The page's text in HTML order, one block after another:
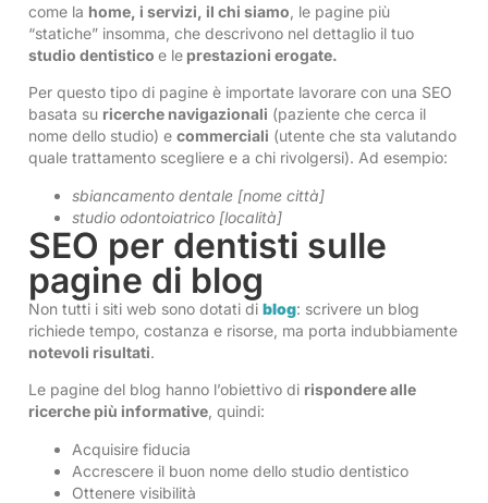
come la home, i servizi, il chi siamo , le pagine più
“statiche” insomma, che descrivono nel dettaglio il tuo
studio dentistico e le prestazioni erogate.
Per questo tipo di pagine è importate lavorare con una SEO
basata su ricerche navigazionali (paziente che cerca il
nome dello studio) e commerciali (utente che sta valutando
quale trattamento scegliere e a chi rivolgersi). Ad esempio:
sbiancamento dentale [nome città]
studio odontoiatrico [località]
SEO per dentisti sulle
pagine di blog
Non tutti i siti web sono dotati di blog: scrivere un blog
richiede tempo, costanza e risorse, ma porta indubbiamente
notevoli risultati.
Le pagine del blog hanno l’obiettivo di rispondere alle
ricerche più informative , quindi:
Acquisire fiducia
Accrescere il buon nome dello studio dentistico
Ottenere visibilità